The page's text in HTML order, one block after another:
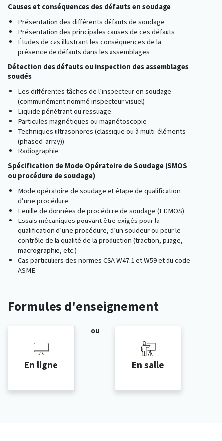
Causes et conséquences des défauts en soudage
Présentation des différents défauts de soudage
Présentation des principales causes de ces défauts
Études de cas illustrant les conséquences de la
présence de défauts dans les assemblages
Détection des défauts ou inspection des assemblages
soudés
Les différentes tâches de l’inspecteur en soudage
(communément nommé inspecteur visuel)
Liquide pénétrant ou ressuage
Particules magnétiques ou magnétoscopie
Techniques ultrasonores (classique ou à multi-éléments
(phased-array))
Radiographie
Spécification de Mode Opératoire de Soudage (SMOS
ou procédure de soudage)
Mode opératoire de soudage et étape de qualification
d’une procédure
Feuille de données de procédure de soudage (FDMOS)
Essais mécaniques pouvant être exigés pour la
qualification d’une procédure, d’un soudeur ou pour le
contrôle de la qualité de la production (traction, pliage,
macrographie, etc.)
Cas particuliers des normes CSA W47.1 et W59 et du code
ASME
Formules d'enseignement
En ligne
ou
En salle